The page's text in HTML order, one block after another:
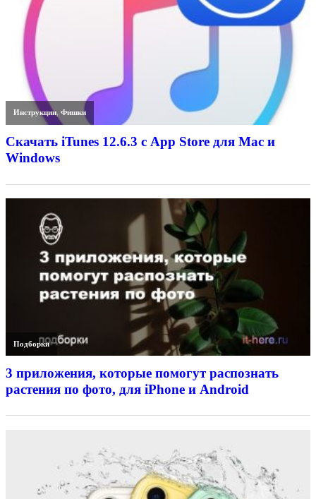
Инструкции,Фишки
Скачать iTunes 12.6.3 с App Store для Mac и
Windows
Подборки
3 приложения, которые помогут распознать
растения по фото, для iPhone и Android